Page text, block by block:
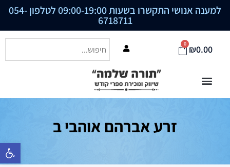
פתח סרגל
למענה אנושי התקשרו בשעות 09:00-19:00 לטלפון 054-
6718711
₪0.00
0
זרע אברהם אוהבי ב